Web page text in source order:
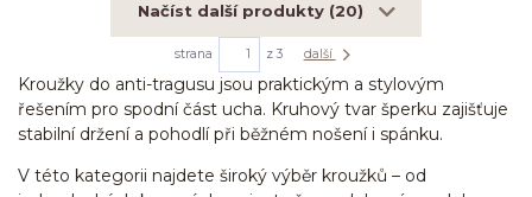
Načíst další produkty (20)
strana z 3 další
Kroužky do anti-tragusu jsou praktickým a stylovým
řešením pro spodní část ucha. Kruhový tvar šperku zajišťuje
stabilní držení a pohodlí při běžném nošení i spánku.
V této kategorii najdete široký výběr kroužků – od